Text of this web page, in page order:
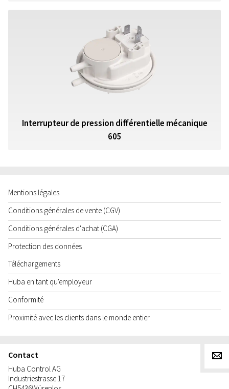
Interrupteur de pression différentielle mécanique
605
Mentions légales
Conditions générales de vente (CGV)
Conditions générales d'achat (CGA)
Protection des données
Téléchargements
Huba en tant qu'employeur
Conformité
Proximité avec les clients dans le monde entier
Contact
Huba Control AG
Industriestrasse 17
g